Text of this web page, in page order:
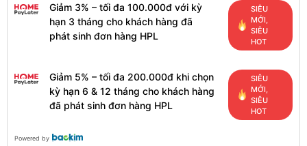
Giảm 3% – tối đa 100.000đ với kỳ
hạn 3 tháng cho khách hàng đã
phát sinh đơn hàng HPL
SIÊU
MỚI,
SIÊU
HOT
Giảm 5% – tối đa 200.000đ khi chọn
kỳ hạn 6 & 12 tháng cho khách hàng
đã phát sinh đơn hàng HPL
SIÊU
MỚI,
SIÊU
HOT
Powered by